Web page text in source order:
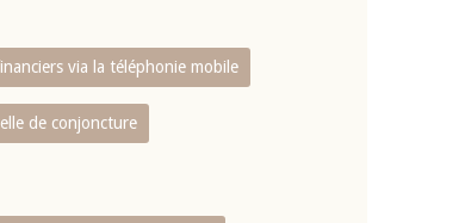
via la téléphonie mobile
de conjoncture